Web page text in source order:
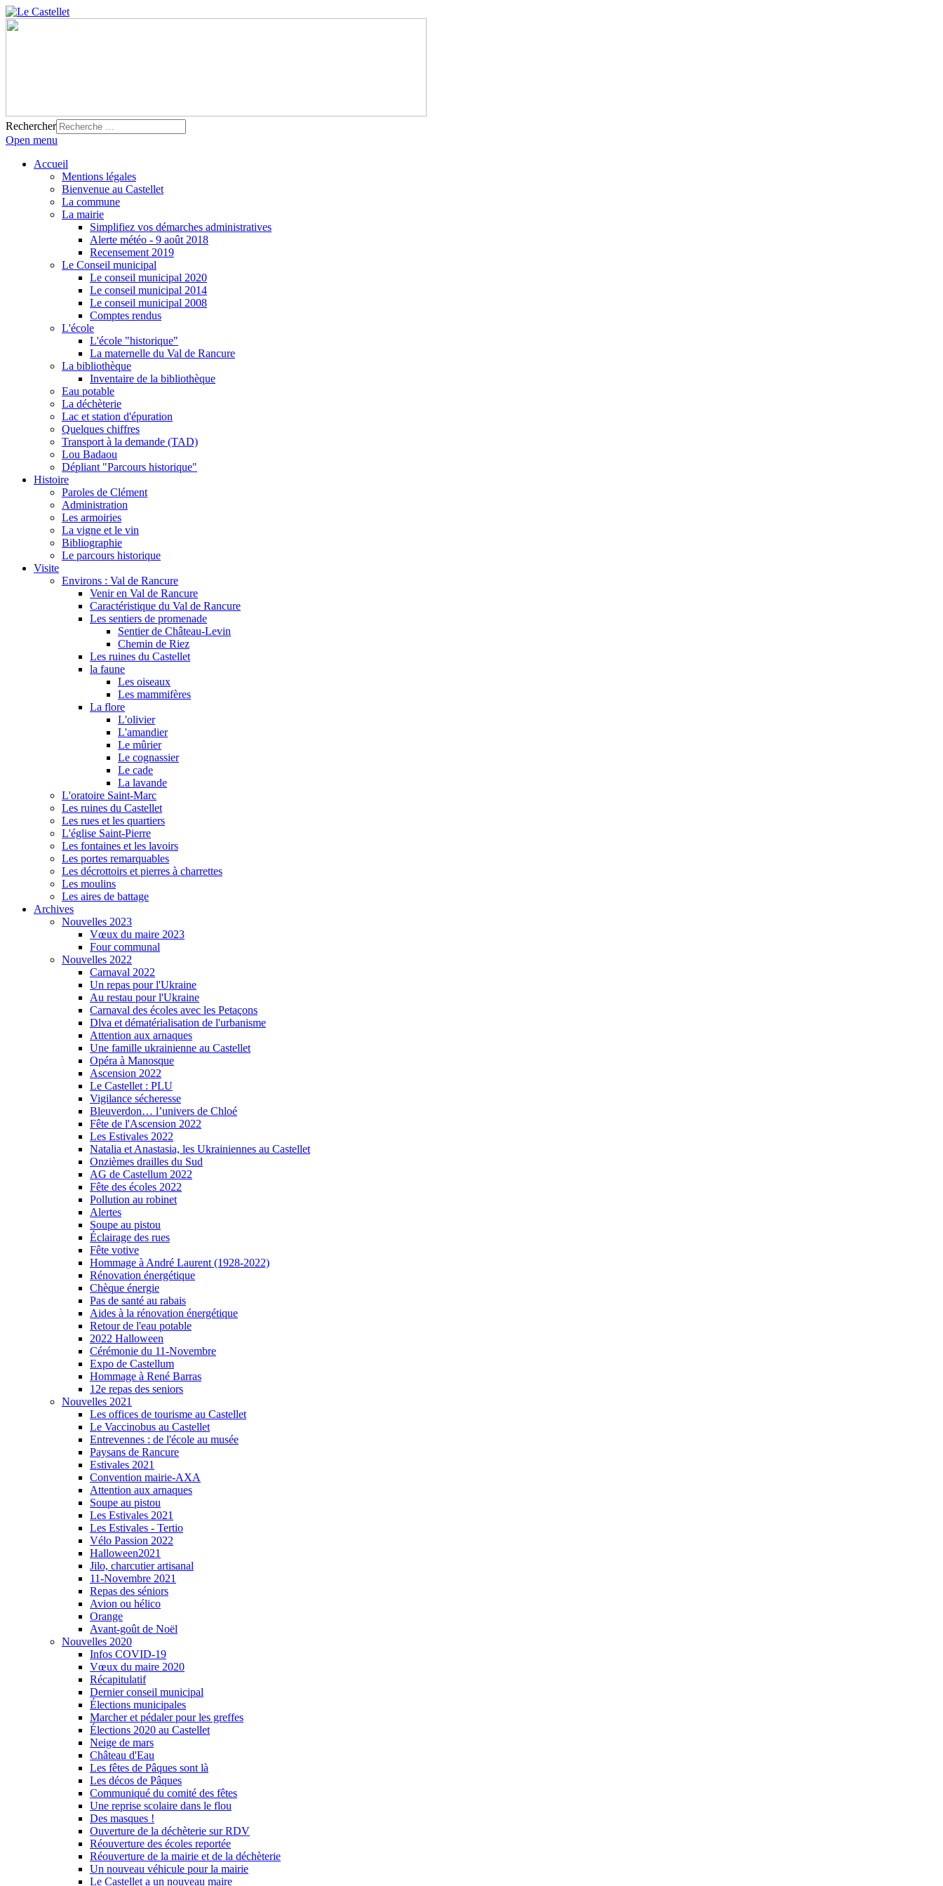
Rechercher
Open menu
Accueil
Mentions légales
Bienvenue au Castellet
La commune
La mairie
Simplifiez vos démarches administratives
Alerte météo - 9 août 2018
Recensement 2019
Le Conseil municipal
Le conseil municipal 2020
Le conseil municipal 2014
Le conseil municipal 2008
Comptes rendus
L'école
L'école "historique"
La maternelle du Val de Rancure
La bibliothèque
Inventaire de la bibliothèque
Eau potable
La déchèterie
Lac et station d'épuration
Quelques chiffres
Transport à la demande (TAD)
Lou Badaou
Dépliant "Parcours historique"
Histoire
Paroles de Clément
Administration
Les armoiries
La vigne et le vin
Bibliographie
Le parcours historique
Visite
Environs : Val de Rancure
Venir en Val de Rancure
Caractéristique du Val de Rancure
Les sentiers de promenade
Sentier de Château-Levin
Chemin de Riez
Les ruines du Castellet
la faune
Les oiseaux
Les mammifères
La flore
L'olivier
L'amandier
Le mûrier
Le cognassier
Le cade
La lavande
L'oratoire Saint-Marc
Les ruines du Castellet
Les rues et les quartiers
L'église Saint-Pierre
Les fontaines et les lavoirs
Les portes remarquables
Les décrottoirs et pierres à charrettes
Les moulins
Les aires de battage
Archives
Nouvelles 2023
Vœux du maire 2023
Four communal
Nouvelles 2022
Carnaval 2022
Un repas pour l'Ukraine
Au restau pour l'Ukraine
Carnaval des écoles avec les Petaçons
Dlva et dématérialisation de l'urbanisme
Attention aux arnaques
Une famille ukrainienne au Castellet
Opéra à Manosque
Ascension 2022
Le Castellet : PLU
Vigilance sécheresse
Bleuverdon… l’univers de Chloé
Fête de l'Ascension 2022
Les Estivales 2022
Natalia et Anastasia, les Ukrainiennes au Castellet
Onzièmes drailles du Sud
AG de Castellum 2022
Fête des écoles 2022
Pollution au robinet
Alertes
Soupe au pistou
Éclairage des rues
Fête votive
Hommage à André Laurent (1928-2022)
Rénovation énergétique
Chèque énergie
Pas de santé au rabais
Aides à la rénovation énergétique
Retour de l'eau potable
2022 Halloween
Cérémonie du 11-Novembre
Expo de Castellum
Hommage à René Barras
12e repas des seniors
Nouvelles 2021
Les offices de tourisme au Castellet
Le Vaccinobus au Castellet
Entrevennes : de l'école au musée
Paysans de Rancure
Estivales 2021
Convention mairie-AXA
Attention aux arnaques
Soupe au pistou
Les Estivales 2021
Les Estivales - Tertio
Vélo Passion 2022
Halloween2021
Jilo, charcutier artisanal
11-Novembre 2021
Repas des séniors
Avion ou hélico
Orange
Avant-goût de Noël
Nouvelles 2020
Infos COVID-19
Vœux du maire 2020
Récapitulatif
Dernier conseil municipal
Élections municipales
Marcher et pédaler pour les greffes
Élections 2020 au Castellet
Neige de mars
Château d'Eau
Les fêtes de Pâques sont là
Les décos de Pâques
Communiqué du comité des fêtes
Une reprise scolaire dans le flou
Des masques !
Ouverture de la déchèterie sur RDV
Réouverture des écoles reportée
Réouverture de la mairie et de la déchèterie
Un nouveau véhicule pour la mairie
Le Castellet a un nouveau maire